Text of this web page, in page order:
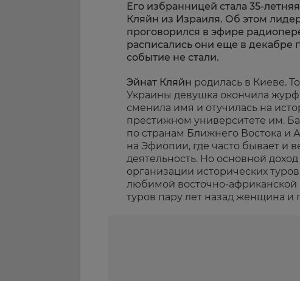
Его избранницей стала 35-
Кляйн из Израиля. Об этом
проговорился в эфире
расписались они еще в декабре
событие не стали.
Эйнат Кляйн родилась в Киеве.
Украины девушка окончила
сменила имя и отучилась на
престижном университете им.
по странам Ближнего Востока и
на Эфиопии, где часто бывает и
деятельность. Но основной
организации исторических
любимой восточно-африканской
туров пару лет назад женщина и